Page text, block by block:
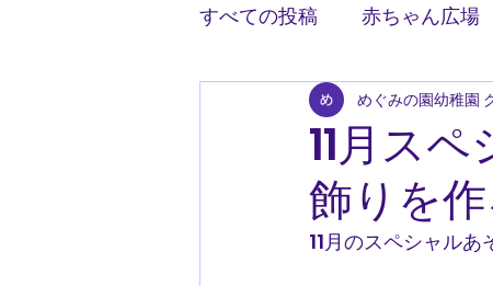
すべての投稿 赤ちゃん広場
11月ス
飾りを
めぐみの園幼稚園
11月のスペシャルあ